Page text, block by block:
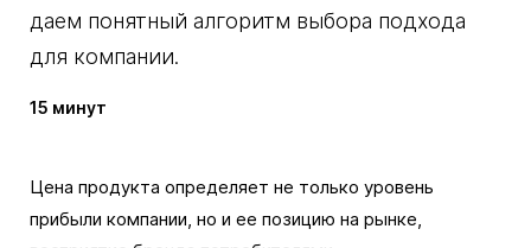
даем понятный алгоритм выбора подхода
для компании.
15 минут
Цена продукта определяет не только уровень
прибыли компании, но и ее позицию на рынке,